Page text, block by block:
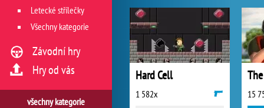
Hard Cell
1 582x 15
Letecké střílečky
Všechny kategorie
Závodní hry
Hry od vás
všechny kategorie